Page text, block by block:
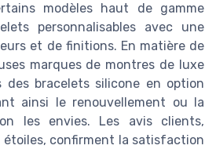
modèles haut de gamme
personnalisables avec une
et de finitions. En matière de
marques de montres de luxe
des bracelets silicone en option
ainsi le renouvellement ou la
les envies. Les avis clients,
étoiles, confirment la satisfaction